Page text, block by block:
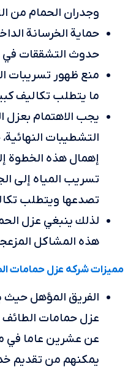
وجدران الحمام من
حماية الخرسانة
حدوث التشققات في
منع ظهور تسريبات
ما يتطلب تكاليف
يجب الاهتمام بعزل
التشطيبات
إهمال هذه الخطوة
تسريب المياه إلى
تصدعها ويتطلب
لذلك ينبغي عزل
هذه المشاكل
مميزات شركه عزل حمامات
الفريق المؤهل حيث
عزل حمامات الطائف
عن عشرين عاما في
يمكنهم من تقديم